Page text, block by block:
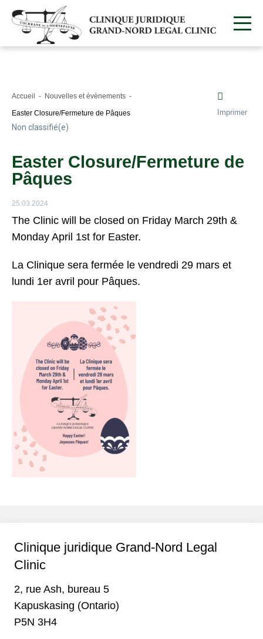
Accueil Nouvelles et évènements
Easter Closure/Fermeture de Pâques Imprimer
Non classifié(e)
Easter Closure/Fermeture de
Pâques
25.03.2024
The Clinic will be closed on Friday March 29th &
Monday April 1st for Easter.
La Clinique sera fermée le vendredi 29 mars et
lundi 1er avril pour Pâques.
Clinique juridique Grand-Nord Legal
Clinic
2, rue Ash, bureau 5
Kapuskasing (Ontario)
P5N 3H4